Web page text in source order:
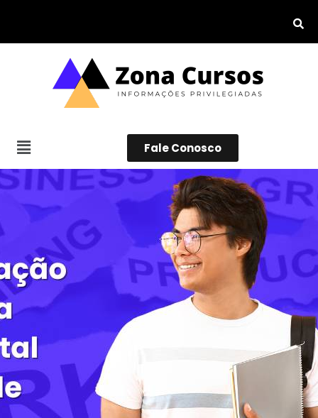
Fale Conosco